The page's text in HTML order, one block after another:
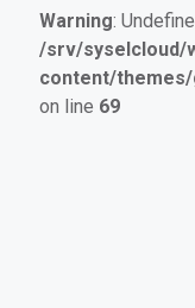
Warning:
/srv/syselcloud/
content/
on line 69